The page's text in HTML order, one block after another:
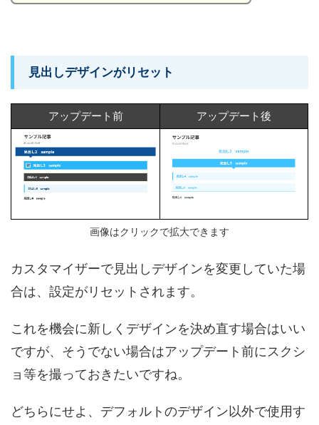
見出しデザインがリセット
アップデート前 アップデート後
画像はクリックで拡大できます
カスタマイザーで見出しデザインを変更していた場
合は、設定がリセットされます。
これを機会に新しくデザインを決め直す場合はいい
ですが、そうでない場合はアップデート前にスクシ
ョ等を撮っておきたいですね。
どちらにせよ、デフォルトのデザイン以外で使用す